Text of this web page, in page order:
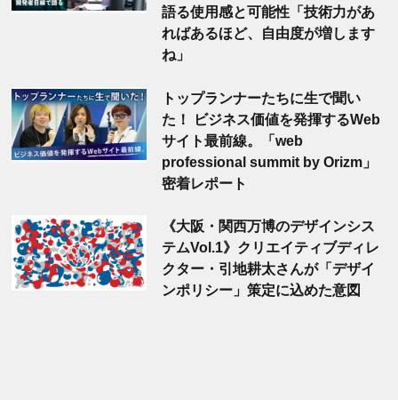
語る使用感と可能性「技術力があ
ればあるほど、自由度が増します
ね」
トップランナーたちに生で聞い
た！ ビジネス価値を発揮するWeb
サイト最前線。「web
professional summit by Orizm」
密着レポート
《大阪・関西万博のデザインシス
テムVol.1》クリエイティブディレ
クター・引地耕太さんが「デザイ
ンポリシー」策定に込めた意図